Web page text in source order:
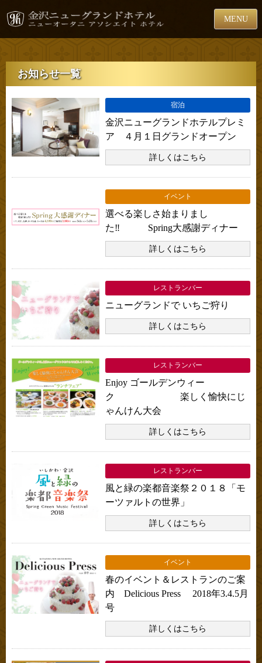
MENU
お知らせ一覧
宿泊
金沢ニューグランドホテルプレミ
ア ４月１日グランドオープン
詳しくはこちら
イベント
選べる楽しさ始まりまし
た‼ Spring大感謝ディナー
詳しくはこちら
レストランバー
ニューグランドで いちご狩り
詳しくはこちら
レストランバー
Enjoy ゴールデンウィー
ク 楽しく愉快にじ
ゃんけん大会
詳しくはこちら
レストランバー
風と緑の楽都音楽祭２０１８「モ
ーツァルトの世界」
詳しくはこちら
イベント
春のイベント＆レストランのご案
内 Delicious Press 2018年3.4.5月
号
詳しくはこちら